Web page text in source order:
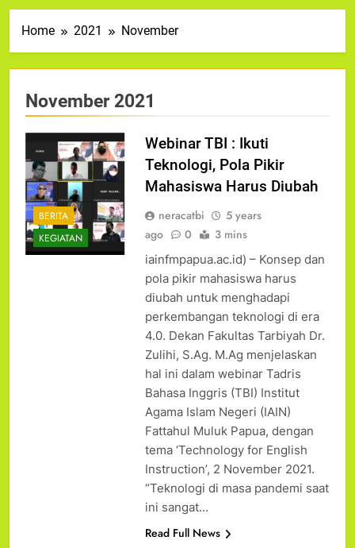
Home 2021 November
November 2021
BERITA
KEGIATAN
Webinar TBI : Ikuti
Teknologi, Pola Pikir
Mahasiswa Harus Diubah
neracatbi
5 years
ago
0 3 mins
iainfmpapua.ac.id) – Konsep dan
pola pikir mahasiswa harus
diubah untuk menghadapi
perkembangan teknologi di era
4.0. Dekan Fakultas Tarbiyah Dr.
Zulihi, S.Ag. M.Ag menjelaskan
hal ini dalam webinar Tadris
Bahasa Inggris (TBI) Institut
Agama Islam Negeri (IAIN)
Fattahul Muluk Papua, dengan
tema ‘Technology for English
Instruction’, 2 November 2021.
“Teknologi di masa pandemi saat
ini sangat…
Read Full News